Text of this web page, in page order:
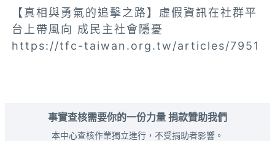
【真相與勇氣的追擊之路】虛假資訊在社群平
台上帶風向 成民主社會隱憂
https://tfc-taiwan.org.tw/articles/7951
事實查核需要你的一份力量 捐款贊助我們
本中心查核作業獨立進行，不受捐助者影響。